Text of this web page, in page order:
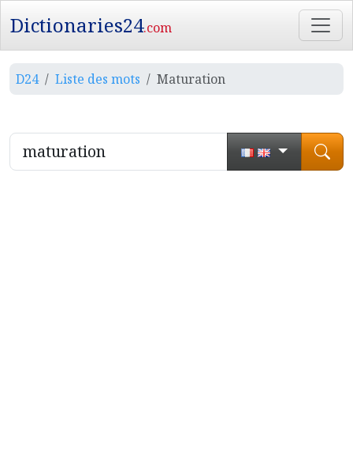
Dictionaries24.com
D24 Liste des mots Maturation